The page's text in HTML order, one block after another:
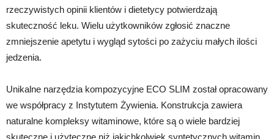
rzeczywistych opinii klientów i dietetycy potwierdzają
skuteczność leku. Wielu użytkowników zgłosić znaczne
zmniejszenie apetytu i wygląd sytości po zażyciu małych ilości
jedzenia.
Unikalne narzędzia kompozycyjne ECO SLIM został opracowany
we współpracy z Instytutem Żywienia. Konstrukcja zawiera
naturalne kompleksy witaminowe, które są o wiele bardziej